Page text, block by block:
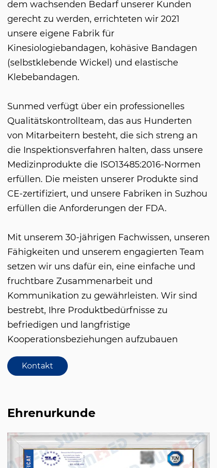
dem wachsenden Bedarf unserer Kunden
gerecht zu werden, errichteten wir 2021
unsere eigene Fabrik für
Kinesiologiebandagen, kohäsive Bandagen
(selbstklebende Wickel) und elastische
Klebebandagen.
Sunmed verfügt über ein professionelles
Qualitätskontrollteam, das aus Hunderten
von Mitarbeitern besteht, die sich streng an
die Inspektionsverfahren halten, dass unsere
Medizinprodukte die ISO13485:2016-Normen
erfüllen. Die meisten unserer Produkte sind
CE-zertifiziert, und unsere Fabriken in Suzhou
erfüllen die Anforderungen der FDA.
Mit unserem 30-jährigen Fachwissen, unseren
Fähigkeiten und unserem engagierten Team
setzen wir uns dafür ein, eine einfache und
fruchtbare Zusammenarbeit und
Kommunikation zu gewährleisten. Wir sind
bestrebt, Ihre Produktbedürfnisse zu
befriedigen und langfristige
Kooperationsbeziehungen aufzubauen
Kontakt
Ehrenurkunde